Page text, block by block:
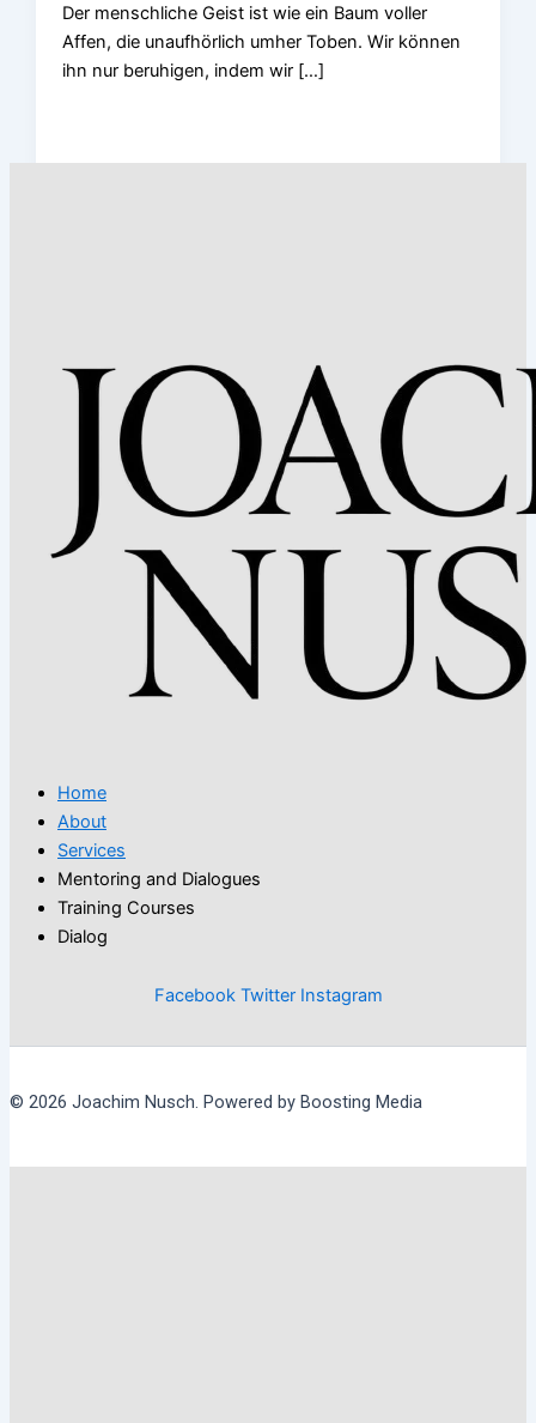
Der menschliche Geist ist wie ein Baum voller
Affen, die unaufhörlich umher Toben. Wir können
ihn nur beruhigen, indem wir […]
Home
About
Services
Mentoring and Dialogues
Training Courses
Dialog
Facebook Twitter Instagram
© 2026 Joachim Nusch. Powered by Boosting Media